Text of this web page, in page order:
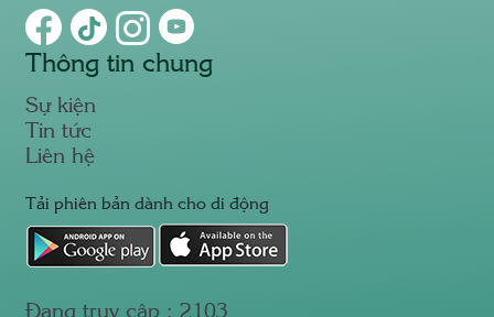
Thông tin chung
Sự kiện
Tin tức
Liên hệ
Tải phiên bản dành cho di động